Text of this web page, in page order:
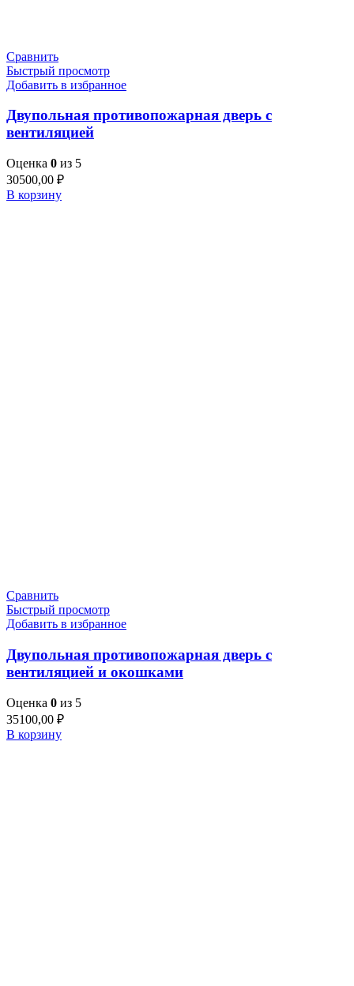
Сравнить
Быстрый просмотр
Добавить в избранное
Двупольная противопожарная дверь с
вентиляцией
Оценка 0 из 5
30500,00 ₽
В корзину
Сравнить
Быстрый просмотр
Добавить в избранное
Двупольная противопожарная дверь с
вентиляцией и окошками
Оценка 0 из 5
35100,00 ₽
В корзину